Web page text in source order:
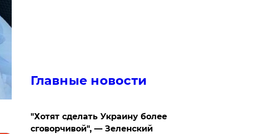
Главные новости
​"Хотят сделать Украину более
сговорчивой", — Зеленский